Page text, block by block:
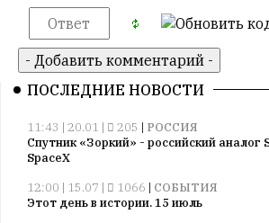
ПОСЛЕДНИЕ НОВОСТИ
11:43 | 20.01 | 205 | РОССИЯ
Спутник «Зоркий» - российский аналог
SpaceX
12:00 | 15.07 |
1066 | СОБЫТИЯ
Этот день в истории. 15 июль